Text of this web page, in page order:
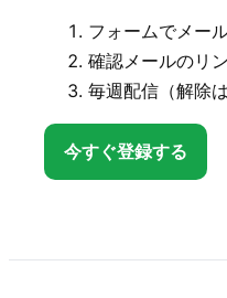
フォームでメー
確認メールのリ
毎週配信（解除
今すぐ登録する